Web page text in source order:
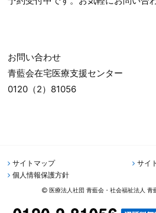
お問い合わせ
青藍会在宅医療支援センター
0120（2）81056
サイトマップ
サイ
個人情報保護方針
医療法人社団 青藍会・社会福祉法人